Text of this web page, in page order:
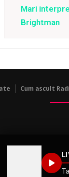
Mari
Brightman
Cum ascult